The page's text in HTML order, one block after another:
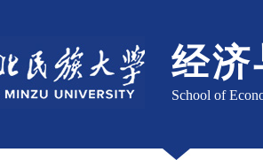
经济
School of